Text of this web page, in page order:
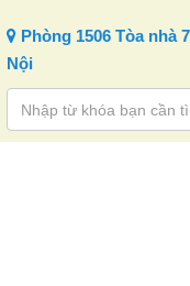
Phòng 1506 Tòa nhà
Nội